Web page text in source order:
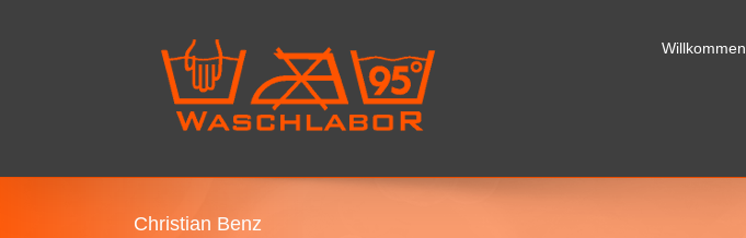
Willkommen
Christian Benz